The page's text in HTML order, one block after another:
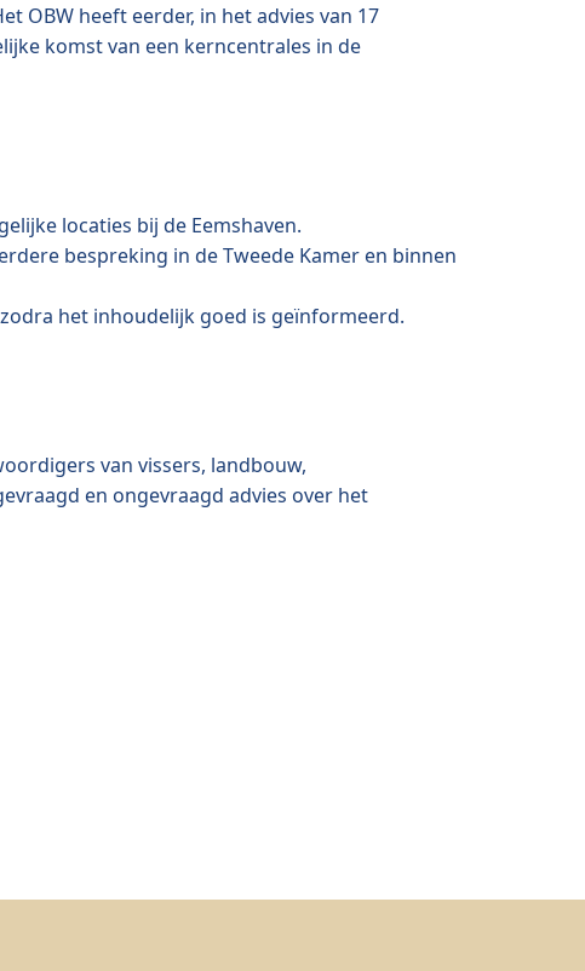
OBW heeft eerder, in het advies van 17
komst van een kerncentrales in de
locaties bij de Eemshaven.
bespreking in de Tweede Kamer en binnen
het inhoudelijk goed is geïnformeerd.
van vissers, landbouw,
en ongevraagd advies over het